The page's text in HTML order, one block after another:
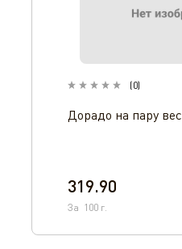
(0)
Дорадо на пару вес
319.90
За 100 г.